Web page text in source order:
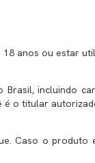
anos ou estar
Brasil, incluindo
o titular
Caso o